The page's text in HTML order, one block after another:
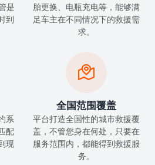
是
到
胎更换、电瓶充电等，能够满
足车主在不同情况下的救援需
求。
系
配
现

全国范围覆盖
平台打造全国性的城市救援覆
盖，不管您身在何处，只要在
服务范围内，都能得到救援服
务。